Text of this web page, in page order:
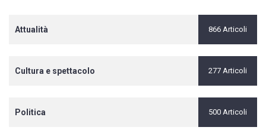
Attualità 866 Articoli
Cultura e spettacolo 277 Articoli
Politica 500 Articoli